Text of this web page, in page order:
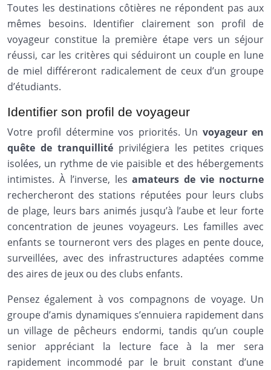
Toutes les destinations côtières ne répondent pas aux
mêmes besoins. Identifier clairement son profil de
voyageur constitue la première étape vers un séjour
réussi, car les critères qui séduiront un couple en lune
de miel différeront radicalement de ceux d’un groupe
d’étudiants.
Identifier son profil de voyageur
Votre profil détermine vos priorités. Un voyageur en
quête de tranquillité privilégiera les petites criques
isolées, un rythme de vie paisible et des hébergements
intimistes. À l’inverse, lesamateurs de vie nocturne
rechercheront des stations réputées pour leurs clubs
de plage, leurs bars animés jusqu’à l’aube et leur forte
concentration de jeunes voyageurs. Les familles avec
enfants se tourneront vers des plages en pente douce,
surveillées, avec des infrastructures adaptées comme
des aires de jeux ou des clubs enfants.
Pensez également à vos compagnons de voyage. Un
groupe d’amis dynamiques s’ennuiera rapidement dans
un village de pêcheurs endormi, tandis qu’un couple
senior appréciant la lecture face à la mer sera
rapidement incommodé par le bruit constant d’une